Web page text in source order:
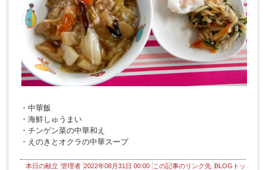
・中華飯
・海鮮しゅうまい
・チンゲン菜の中華和え
・えのきとオクラの中華スープ
本日の献立 管理者 2022年08月31日 00:00 この記事のリンク先 BLOGトッ